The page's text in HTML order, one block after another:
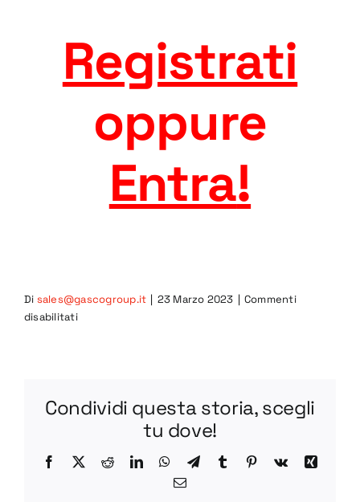
Registrati
oppure
Entra!
Di sales@gascogroup.it | 23 Marzo 2023 | Commenti
disabilitatisu
Condividi questa storia, scegli
tu dove!
Facebook
X RedditLinkedInWhatsApp
TelegramTumblr Pinterest
Vk
Xing
Email